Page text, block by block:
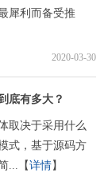
犀利而备受推
2020-03-30
底有多大？
取决于采用什么
式，基于源码方
...【详情】